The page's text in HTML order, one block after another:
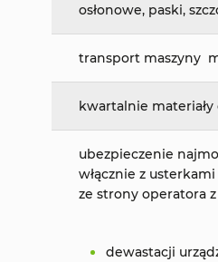
osłonowe, paski,
transport maszyny
kwartalnie
ubezpieczenie
włącznie z
ze strony operatora
dewastacji